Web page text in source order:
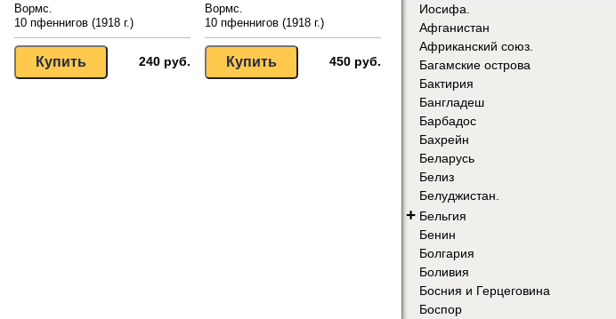
Вормс.
10 пфеннигов (1918 г.)
240 руб.
Вормс.
10 пфеннигов (1918 г.)
450 руб.
Иосифа.
Афганистан
Африканский союз.
Багамские острова
Бактирия
Бангладеш
Барбадос
Бахрейн
Беларусь
Белиз
Белуджистан.
+ Бельгия
Бенин
Болгария
Боливия
Босния и Герцеговина
Боспор